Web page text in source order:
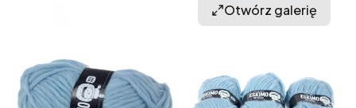
Otwórz galerię